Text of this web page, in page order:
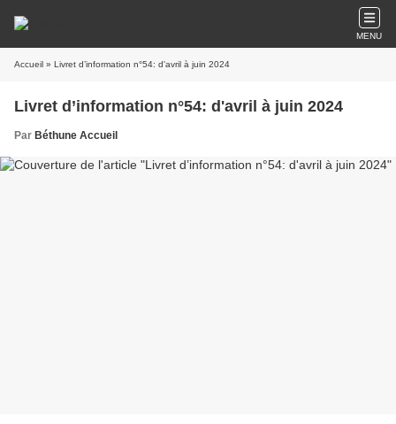
MENU
Accueil » Livret d’information n°54: d'avril à juin 2024
Livret d’information n°54: d'avril à juin 2024
Par Béthune Accueil